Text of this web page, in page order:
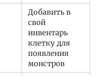
Добавить в
свой
инвентарь
клетку для
появления
монстров